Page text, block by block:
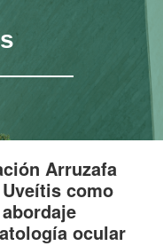
Arruzafa
como
ocular